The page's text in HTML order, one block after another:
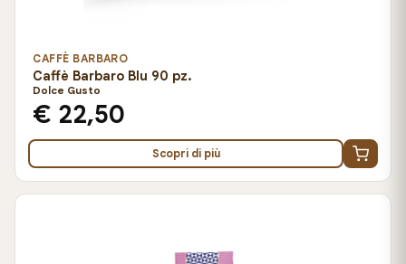
CAFFÈ BARBARO
Caffè Barbaro Blu 90 pz.
Dolce Gusto
€ 22,50
Scopri di più